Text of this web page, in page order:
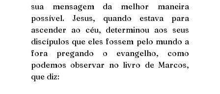
sua mensagem da melhor maneira
possível. Jesus, quando estava para
ascender ao céu, determinou aos seus
discípulos que eles fossem pelo mundo a
fora pregando o evangelho, como
podemos observar no livro de Marcos,
que diz: